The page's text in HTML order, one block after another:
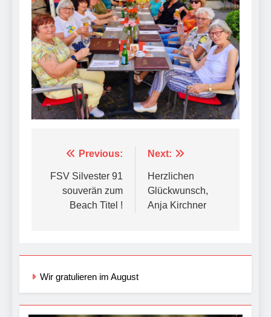
Beitragsnavigation
Previous:
FSV Silvester 91
souverän zum
Beach Titel !
Next:
Herzlichen
Glückwunsch,
Anja Kirchner
Wir gratulieren im August